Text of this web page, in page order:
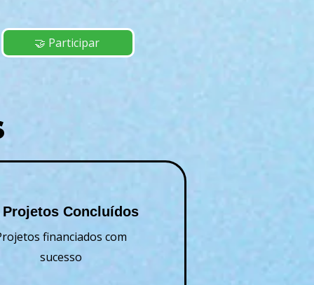
🤝 Participar
Projetos Concluídos
financiados com
sucesso